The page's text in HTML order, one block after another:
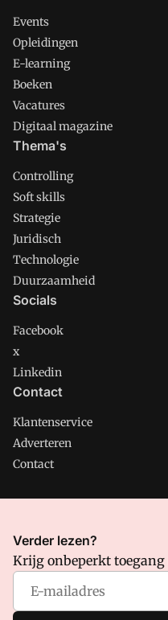
Events
Opleidingen
E-learning
Boeken
Vacatures
Digitaal magazine
Thema's
Controlling
Soft skills
Strategie
Juridisch
Technologie
Duurzaamheid
Socials
Facebook
x
Linkedin
Contact
Klantenservice
Adverteren
Contact
CMweb is onderdeel van
waar VMN media voor staat.
volgende regelingen van
Privacy en Cookie beleid
Verder lezen?
Krijg onbeperkt